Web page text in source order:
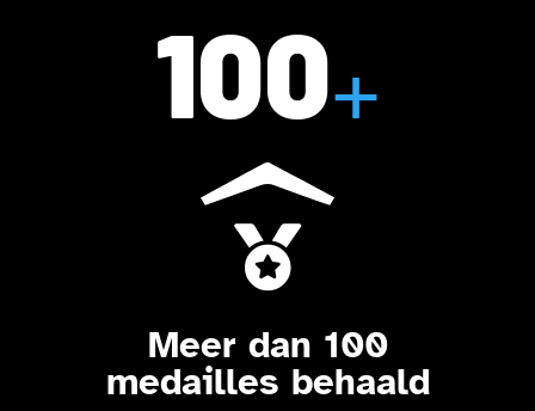
100+

Meer dan 100
medailles behaald